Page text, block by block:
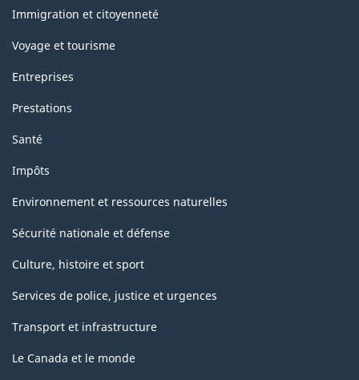
sujets
Immigration et citoyenneté
Voyage et tourisme
Entreprises
Prestations
Santé
Impôts
Environnement et ressources naturelles
Sécurité nationale et défense
Culture, histoire et sport
Services de police, justice et urgences
Transport et infrastructure
Le Canada et le monde